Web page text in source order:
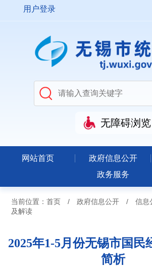
用户登录
无障碍浏览
网站首页 政府信息公开
政务服务
当前位置： 首页 / 政府信息公开 / 信息
及解读
2025年1-5月份无锡市国民
简析